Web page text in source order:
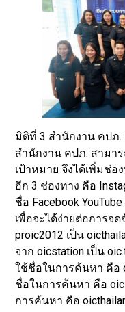
มิติที่ 3 สำนักงาน คปภ.
สำนักงาน คปภ. สามา
เป้าหมาย จึงได้เพิ่มช่
อีก 3 ช่องทาง คือ
ชื่อ Facebook
เพื่อจะได้ง่ายต่อการจด
proic2012 เป็น
จาก oicstation เป็น
ใช้ชื่อในการค้นหา คือ
ชื่อในการค้นหา คือ
การค้นหา คือ